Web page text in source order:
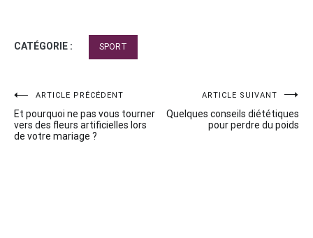
CATÉGORIE : SPORT
Navigation
de
ARTICLE PRÉCÉDENT
Et pourquoi ne pas vous tourner
vers des fleurs artificielles lors
de votre mariage ?
ARTICLE SUIVANT
Quelques conseils diététiques
pour perdre du poids